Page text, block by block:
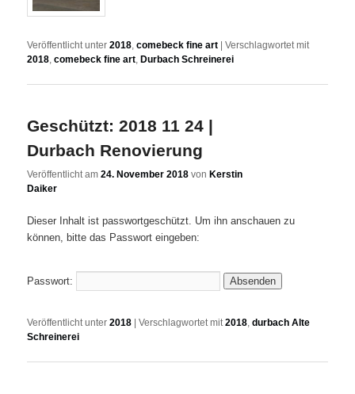
Veröffentlicht unter 2018,comebeck fine art |Verschlagwortet mit
2018,comebeck fine art, Durbach Schreinerei
Geschützt: 2018 11 24 |
Durbach Renovierung
Veröffentlicht am24. November 2018 von Kerstin
Daiker
Dieser Inhalt ist passwortgeschützt. Um ihn anschauen zu
können, bitte das Passwort eingeben:
Passwort:
Veröffentlicht unter 2018 |Verschlagwortet mit 2018,durbach Alte
Schreinerei